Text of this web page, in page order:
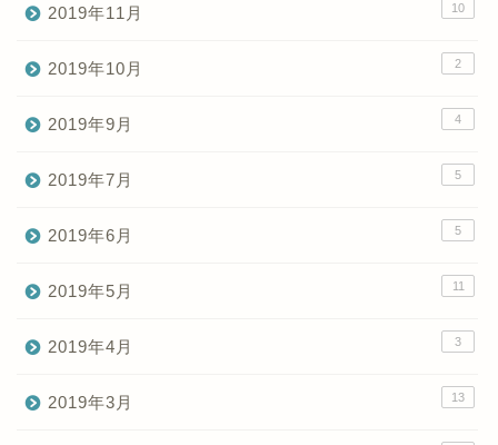
2019年11月 10
2019年10月 2
2019年9月 4
2019年7月 5
2019年6月 5
2019年5月 11
2019年4月 3
2019年3月 13